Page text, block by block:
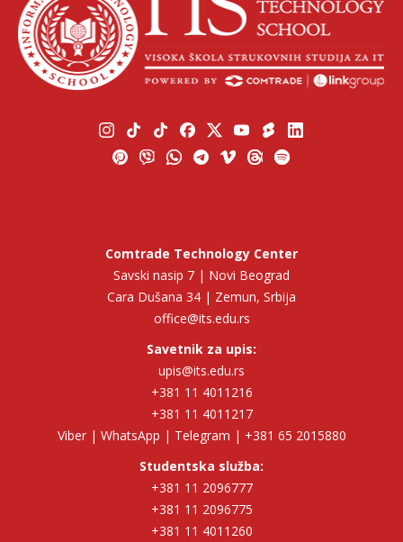
Comtrade Technology Center
Savski nasip 7 | Novi Beograd
Cara Dušana 34 | Zemun, Srbija
office@its.edu.rs
Savetnik za upis:
upis@its.edu.rs
+381 11 4011216
+381 11 4011217
Viber | WhatsApp | Telegram | +381 65 2015880
Studentska služba:
+381 11 2096777
+381 11 2096775
+381 11 4011260